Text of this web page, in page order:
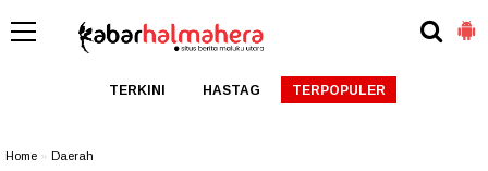
TERKINI HASTAG TERPOPULER
Home Daerah